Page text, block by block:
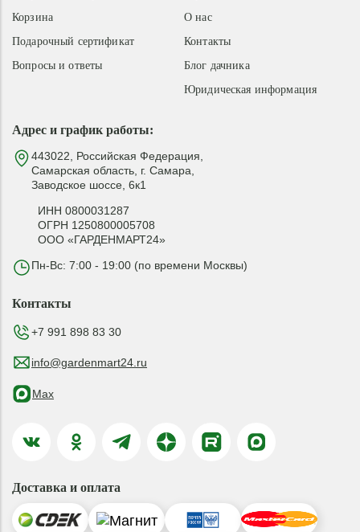
Адрес и график работы:
443022, Российская Федерация,
Самарская область, г. Самара,
Заводское шоссе, 6к1
ИНН 0800031287
ОГРН 1250800005708
ООО «ГАРДЕНМАРТ24»
Пн-Вс: 7:00 - 19:00 (по времени Москвы)
О нас
Контакты
Блог дачника
Юридическая информация
Корзина
Подарочный сертификат
Вопросы и ответы
Контакты
+7 991 898 83 30
info@gardenmart24.ru
Max
Доставка и оплата